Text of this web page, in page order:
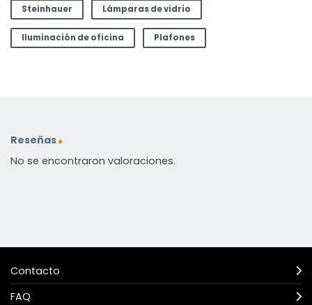
Steinhauer Lámparas de vidrio
Iluminación de oficina Plafones
Reseñas
No se encontraron valoraciones.
Contacto
FAQ